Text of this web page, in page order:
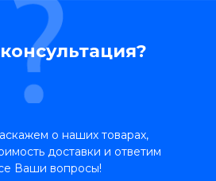
о наших товарах,
доставки и ответим
Ваши вопросы!